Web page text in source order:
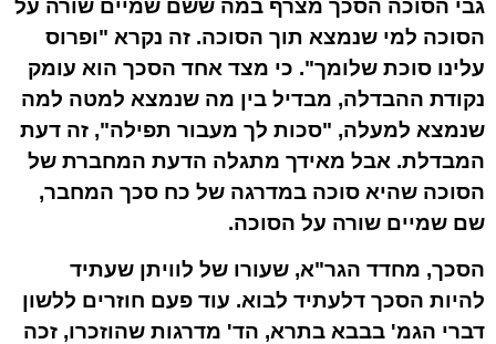
גבי הסוכה הסכך מצרף במה ששם שמיים שורה על
הסוכה למי שנמצא תוך הסוכה. זה נקרא "ופרוס
עלינו סוכת שלומך". כי מצד אחד הסכך הוא עומק
נקודת ההבדלה, מבדיל בין מה שנמצא למטה למה
שנמצא למעלה, "סכות לך מעבור תפילה", זה דעת
המבדלת. אבל מאידך מתגלה הדעת המחברת של
הסוכה שהיא סוכה במדרגה של כח סכך המחבר,
שם שמיים שורה על הסוכה.
הסכך, מחדד הגר"א, שעורו של לוויתן שעתיד
להיות הסכך דלעתיד לבוא. עוד פעם חוזרים ללשון
דברי הגמ' בבבא בתרא, הד' מדרגות שהוזכרו, זכה